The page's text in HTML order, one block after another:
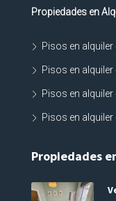
Propiedades en
Pisos en alquiler
Pisos en alquiler
Pisos en
Pisos en alquiler
Propiedades